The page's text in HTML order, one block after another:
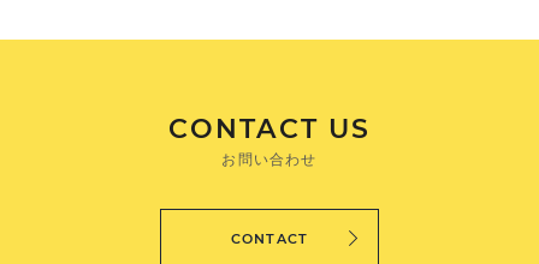
CONTACT US
お問い合わせ
CONTACT